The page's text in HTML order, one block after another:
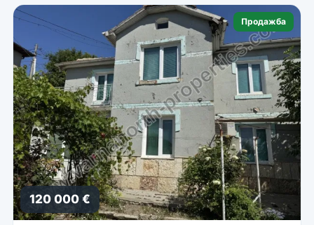
Продажба
120 000 €